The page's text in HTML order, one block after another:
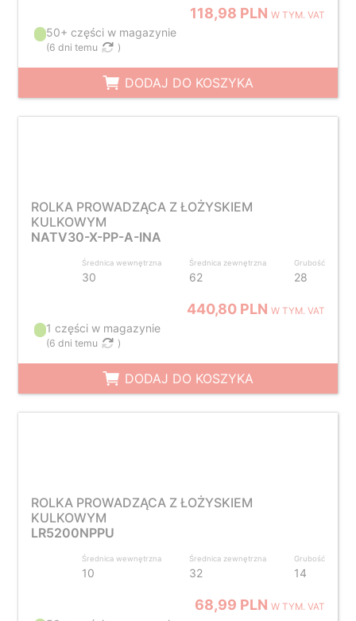
118,98 PLNW TYM. VAT
50+ części w magazynie
(6 dni temu )
DODAJ DO KOSZYKA
ROLKA PROWADZĄCA Z ŁOŻYSKIEM
KULKOWYM
NATV30-X-PP-A-INA
Średnica wewnętrzna
30
Średnica zewnętrzna
62
Grubość
28
440,80 PLNW TYM. VAT
1 części w magazynie
(6 dni temu )
DODAJ DO KOSZYKA
ROLKA PROWADZĄCA Z ŁOŻYSKIEM
KULKOWYM
LR5200NPPU
Średnica wewnętrzna
10
Średnica zewnętrzna
32
Grubość
14
68,99 PLNW TYM. VAT